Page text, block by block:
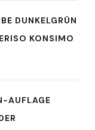
DUNKELGRÜN
KONSIMO
AUFLAGE